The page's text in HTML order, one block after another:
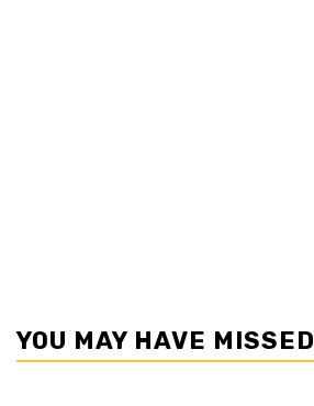
YOU MAY HAVE MISSED